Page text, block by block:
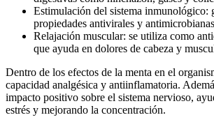
Estimulación del sistema inmunológico:
propiedades antivirales y
Relajación muscular: se utiliza como
que ayuda en dolores de cabeza y
Dentro de los efectos de la menta en el
capacidad analgésica y antiinflamatoria.
impacto positivo sobre el sistema nervioso,
estrés y mejorando la concentración.